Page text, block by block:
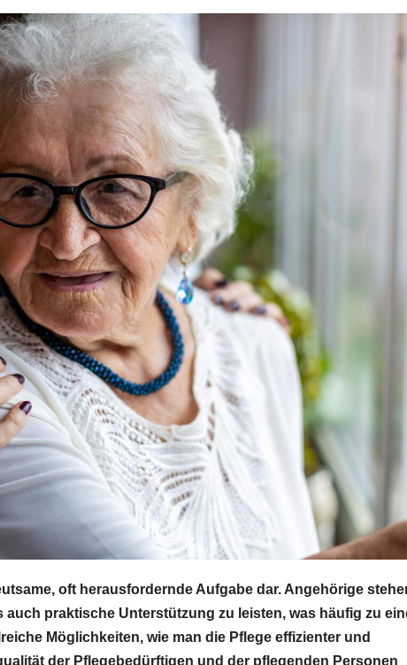
oft herausfordernde Aufgabe dar. Angehörige
praktische Unterstützung zu leisten, was häufig zu
Möglichkeiten, wie man die Pflege effizienter und
der Pflegebedürftigen und der pflegenden Personen